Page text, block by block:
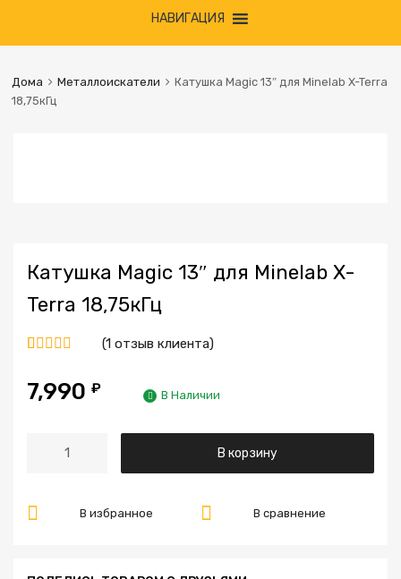
НАВИГАЦИЯ
Дома Металлоискатели
Катушка Magic 13″ для Minelab X-Terra
18,75кГц
Катушка Magic 13″ для Minelab X-
Terra 18,75кГц
основе
(1 отзыв клиента)
7,990 ₽ В Наличии
с
В корзину
В сравнение
В избранное